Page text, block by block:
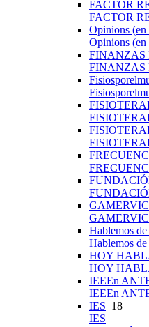
FACTOR
FACTOR
Opinions (en
Opinions (en
FINANZAS
FINANZAS
Hablemos
Hablemos
HOY
HOY
IEEEn
IEEEn
IES 18
IES